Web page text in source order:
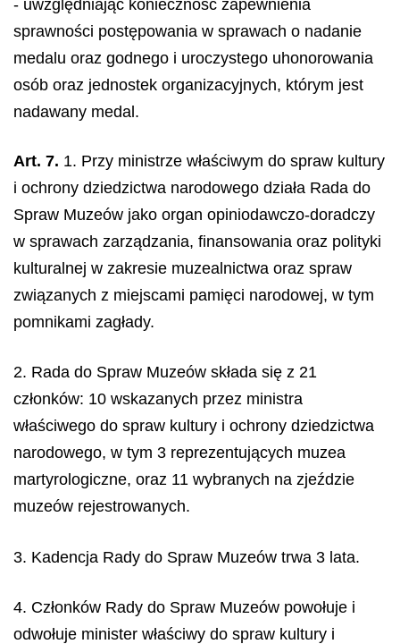
- uwzględniając konieczność zapewnienia
sprawności postępowania w sprawach o nadanie
medalu oraz godnego i uroczystego uhonorowania
osób oraz jednostek organizacyjnych, którym jest
nadawany medal.
Art. 7. 1. Przy ministrze właściwym do spraw kultury
i ochrony dziedzictwa narodowego działa Rada do
Spraw Muzeów jako organ opiniodawczo-doradczy
w sprawach zarządzania, finansowania oraz polityki
kulturalnej w zakresie muzealnictwa oraz spraw
związanych z miejscami pamięci narodowej, w tym
pomnikami zagłady.
2. Rada do Spraw Muzeów składa się z 21
członków: 10 wskazanych przez ministra
właściwego do spraw kultury i ochrony dziedzictwa
narodowego, w tym 3 reprezentujących muzea
martyrologiczne, oraz 11 wybranych na zjeździe
muzeów rejestrowanych.
3. Kadencja Rady do Spraw Muzeów trwa 3 lata.
4. Członków Rady do Spraw Muzeów powołuje i
odwołuje minister właściwy do spraw kultury i